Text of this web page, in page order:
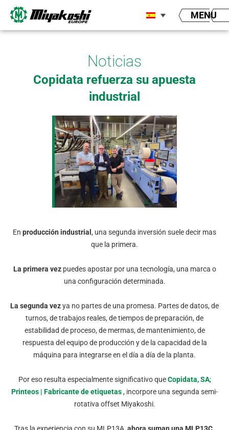
contenido
MENU
Noticias
Copidata refuerza su apuesta
industrial
En producción industrial , una segunda inversión suele decir mas
que la primera.
La primera vezpuedes apostar por una tecnología, una marca o
una configuración determinada.
La segunda vezya no partes de una promesa. Partes de datos, de
turnos, de trabajos reales, de tiempos de preparación, de
estabilidad de proceso, de mermas, de mantenimiento, de
respuesta del equipo de producción y de la capacidad de la
máquina para integrarse en el día a día de la planta.
Por eso resulta especialmente significativo queCopidata, SA;
Printeos | Fabricante de etiquetas, incorpore una segunda semi-
rotativa offset Miyakoshi.